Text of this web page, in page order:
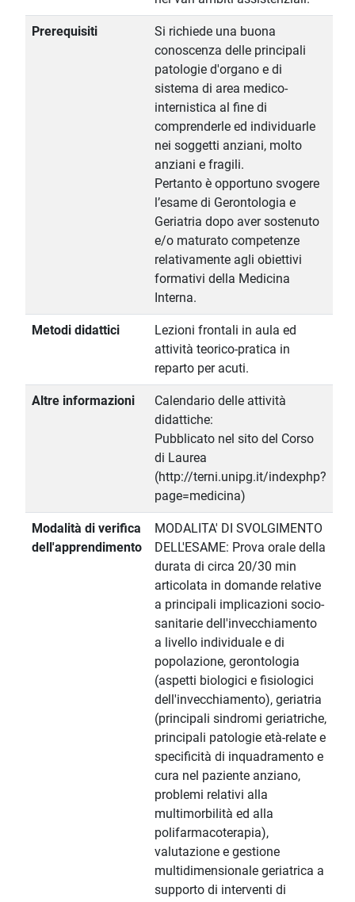
Prerequisiti
Si richiede una buona
conoscenza delle principali
patologie d'organo e di
sistema di area medico-
internistica al fine di
comprenderle ed individuarle
nei soggetti anziani, molto
anziani e fragili.
Pertanto è opportuno svogere
l’esame di Gerontologia e
Geriatria dopo aver sostenuto
e/o maturato competenze
relativamente agli obiettivi
formativi della Medicina
Interna.
Metodi didattici
Lezioni frontali in aula ed
attività teorico-pratica in
reparto per acuti.
Altre informazioni
Calendario delle attività
didattiche:
Pubblicato nel sito del Corso
di Laurea
(http://terni.unipg.it/indexphp?
page=medicina)
Modalità di verifica
dell'apprendimento
MODALITA' DI SVOLGIMENTO
DELL'ESAME: Prova orale della
durata di circa 20/30 min
articolata in domande relative
a principali implicazioni socio-
sanitarie dell'invecchiamento
a livello individuale e di
popolazione, gerontologia
(aspetti biologici e fisiologici
dell'invecchiamento), geriatria
(principali sindromi geriatriche,
principali patologie età-relate e
specificità di inquadramento e
cura nel paziente anziano,
problemi relativi alla
multimorbilità ed alla
polifarmacoterapia),
valutazione e gestione
multidimensionale geriatrica a
supporto di interventi di